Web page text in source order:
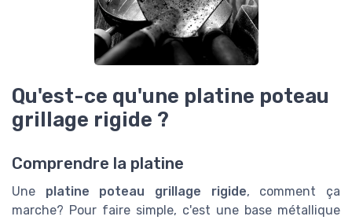
Qu'est-ce qu'une platine poteau
grillage rigide ?
Comprendre la platine
Une platine poteau grillage rigide, comment ça
marche? Pour faire simple, c'est une base métallique